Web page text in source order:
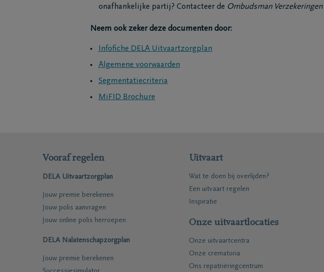
onafhankelijke partij? Contacteer de Ombudsman Verzekeringen
Neem ook zeker deze documenten door:
Infofiche DELA Uitvaartzorgplan
Algemene voorwaarden
Segmentatiecriteria
MiFID Brochure
Vooraf regelen
DELA Uitvaartzorgplan
Jouw premie berekenen
Jouw polis aanvragen
Jouw online polis herroepen
DELA Nalatenschapzorgplan
Jouw premie berekenen
Uitvaart
Wat te doen bij overlijden?
Een uitvaart regelen
Inspiratie
Onze uitvaartlocaties
Onze uitvaartcentra
Onze crematoria
Ons repatriëringcentrum